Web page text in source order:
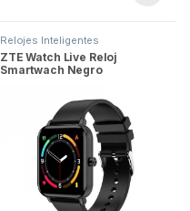
Relojes Inteligentes
ZTE Watch Live Reloj
Smartwach Negro